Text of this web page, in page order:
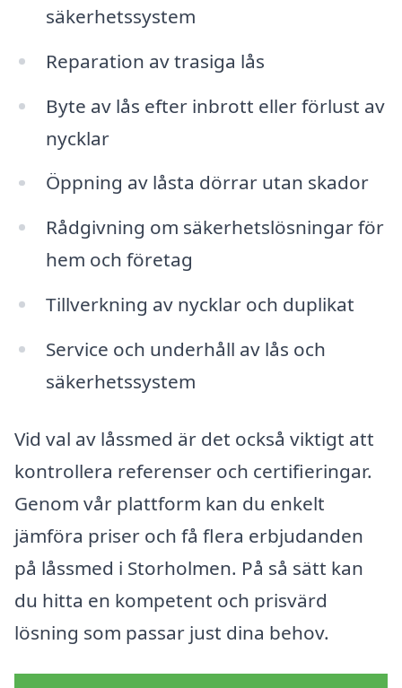
säkerhetssystem
Reparation av trasiga lås
Byte av lås efter inbrott eller förlust av
nycklar
Öppning av låsta dörrar utan skador
Rådgivning om säkerhetslösningar för
hem och företag
Tillverkning av nycklar och duplikat
Service och underhåll av lås och
säkerhetssystem
Vid val av låssmed är det också viktigt att
kontrollera referenser och certifieringar.
Genom vår plattform kan du enkelt
jämföra priser och få flera erbjudanden
på låssmed i Storholmen. På så sätt kan
du hitta en kompetent och prisvärd
lösning som passar just dina behov.